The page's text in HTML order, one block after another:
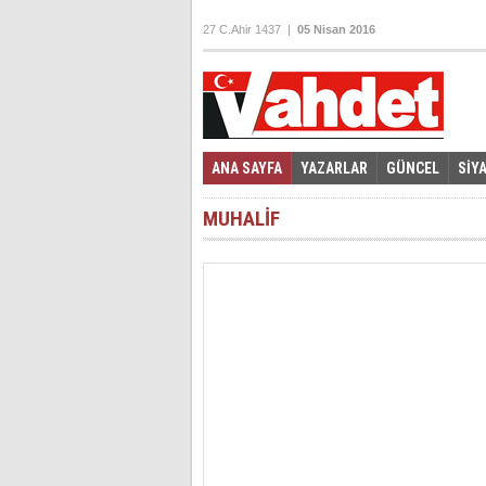
27 C.Ahir 1437 | 05 Nisan 2016
ANA SAYFA YAZARLAR GÜNCEL
MUHALİF